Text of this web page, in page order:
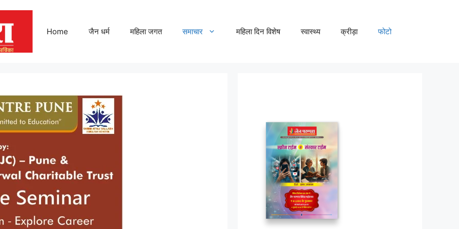
Home जैन धर्म महिला जगत समाचार महिला दिन विशेष स्वास्थ्य क्रीड़ा फोटो